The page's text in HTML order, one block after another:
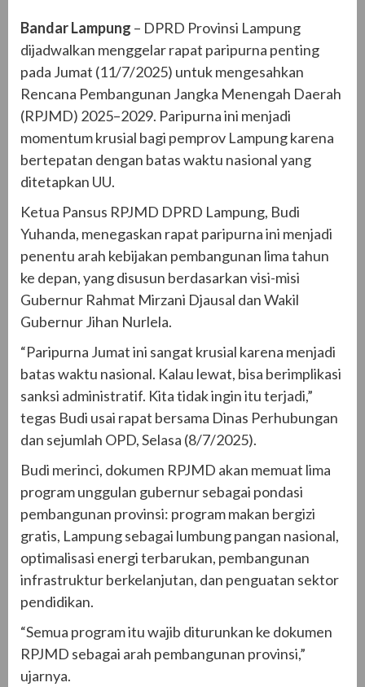
Bandar Lampung – DPRD Provinsi Lampung
dijadwalkan menggelar rapat paripurna penting
pada Jumat (11/7/2025) untuk mengesahkan
Rencana Pembangunan Jangka Menengah Daerah
(RPJMD) 2025–2029. Paripurna ini menjadi
momentum krusial bagi pemprov Lampung karena
bertepatan dengan batas waktu nasional yang
ditetapkan UU.
Ketua Pansus RPJMD DPRD Lampung, Budi
Yuhanda, menegaskan rapat paripurna ini menjadi
penentu arah kebijakan pembangunan lima tahun
ke depan, yang disusun berdasarkan visi-misi
Gubernur Rahmat Mirzani Djausal dan Wakil
Gubernur Jihan Nurlela.
“Paripurna Jumat ini sangat krusial karena menjadi
batas waktu nasional. Kalau lewat, bisa berimplikasi
sanksi administratif. Kita tidak ingin itu terjadi,”
tegas Budi usai rapat bersama Dinas Perhubungan
dan sejumlah OPD, Selasa (8/7/2025).
Budi merinci, dokumen RPJMD akan memuat lima
program unggulan gubernur sebagai pondasi
pembangunan provinsi: program makan bergizi
gratis, Lampung sebagai lumbung pangan nasional,
optimalisasi energi terbarukan, pembangunan
infrastruktur berkelanjutan, dan penguatan sektor
pendidikan.
“Semua program itu wajib diturunkan ke dokumen
RPJMD sebagai arah pembangunan provinsi,”
ujarnya.